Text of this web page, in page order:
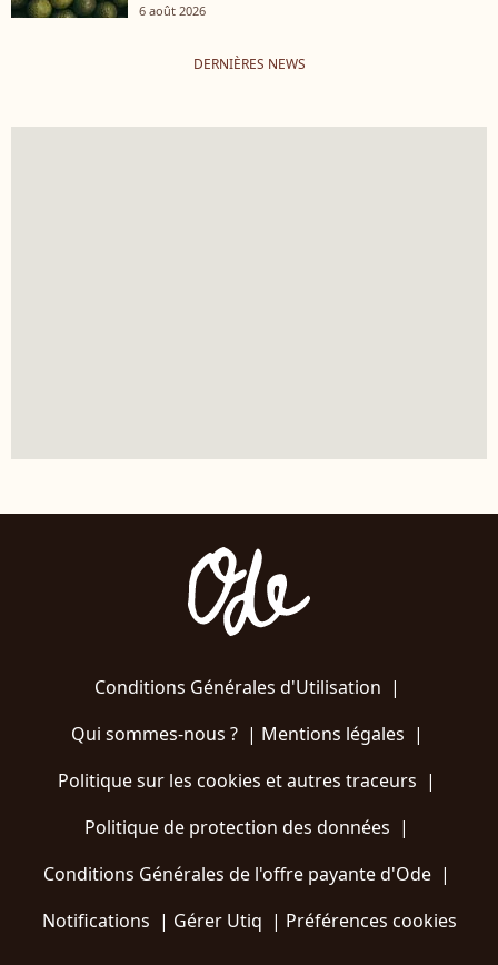
6 août 2026
DERNIÈRES NEWS
Conditions Générales d'Utilisation |
Qui sommes-nous ?| Mentions légales |
Politique sur les cookies et autres traceurs |
Politique de protection des données |
Conditions Générales de l'offre payante d'Ode |
Notifications | Gérer Utiq | Préférences cookies